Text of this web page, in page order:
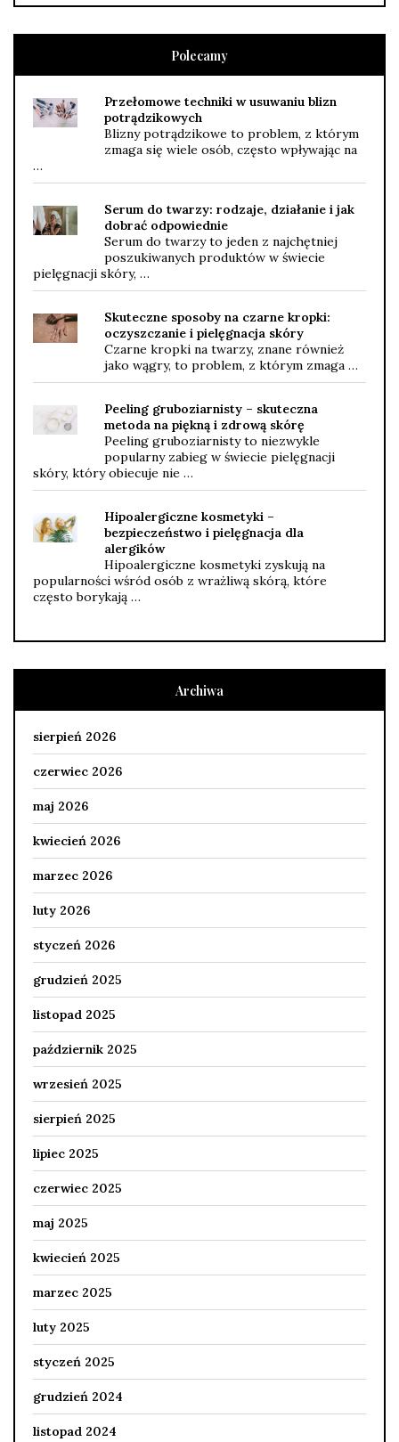
Polecamy
Przełomowe techniki w usuwaniu blizn
potrądzikowych
Blizny potrądzikowe to problem, z którym
zmaga się wiele osób, często wpływając na
…
Serum do twarzy: rodzaje, działanie i jak
dobrać odpowiednie
Serum do twarzy to jeden z najchętniej
poszukiwanych produktów w świecie
pielęgnacji skóry, …
Skuteczne sposoby na czarne kropki:
oczyszczanie i pielęgnacja skóry
Czarne kropki na twarzy, znane również
jako wągry, to problem, z którym zmaga …
Peeling gruboziarnisty – skuteczna
metoda na piękną i zdrową skórę
Peeling gruboziarnisty to niezwykle
popularny zabieg w świecie pielęgnacji
skóry, który obiecuje nie …
Hipoalergiczne kosmetyki –
bezpieczeństwo i pielęgnacja dla
alergików
Hipoalergiczne kosmetyki zyskują na
popularności wśród osób z wrażliwą skórą, które
często borykają …
Archiwa
sierpień 2026
czerwiec 2026
maj 2026
kwiecień 2026
marzec 2026
luty 2026
styczeń 2026
grudzień 2025
listopad 2025
październik 2025
wrzesień 2025
sierpień 2025
lipiec 2025
czerwiec 2025
maj 2025
kwiecień 2025
marzec 2025
luty 2025
styczeń 2025
grudzień 2024
listopad 2024